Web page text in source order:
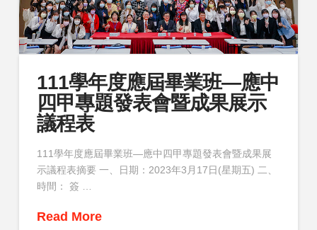
111學年度應屆畢業班—應中
四甲專題發表會暨成果展示
議程表
111學年度應屆畢業班—應中四甲專題發表會暨成果展
示議程表摘要 一、日期：2023年3月17日(星期五) 二、
時間： 簽 …
Read More